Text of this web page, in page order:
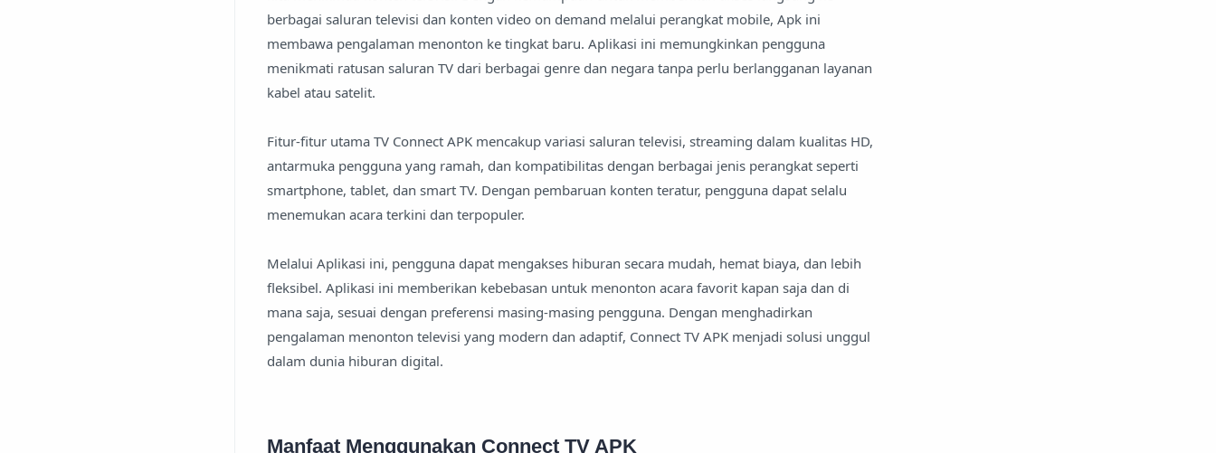
berbagai saluran televisi dan konten video on demand melalui perangkat mobile, Apk ini
membawa pengalaman menonton ke tingkat baru. Aplikasi ini memungkinkan pengguna
menikmati ratusan saluran TV dari berbagai genre dan negara tanpa perlu berlangganan layanan
kabel atau satelit.
Fitur-fitur utama TV Connect APK mencakup variasi saluran televisi, streaming dalam kualitas HD,
antarmuka pengguna yang ramah, dan kompatibilitas dengan berbagai jenis perangkat seperti
smartphone, tablet, dan smart TV. Dengan pembaruan konten teratur, pengguna dapat selalu
menemukan acara terkini dan terpopuler.
Melalui Aplikasi ini, pengguna dapat mengakses hiburan secara mudah, hemat biaya, dan lebih
fleksibel. Aplikasi ini memberikan kebebasan untuk menonton acara favorit kapan saja dan di
mana saja, sesuai dengan preferensi masing-masing pengguna. Dengan menghadirkan
pengalaman menonton televisi yang modern dan adaptif, Connect TV APK menjadi solusi unggul
dalam dunia hiburan digital.
Manfaat Menggunakan Connect TV APK